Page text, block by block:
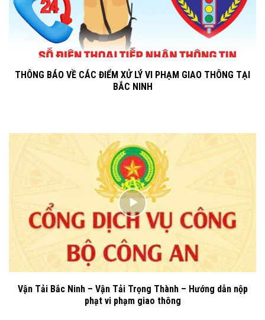
THÔNG BÁO VỀ CÁC ĐIỂM XỬ LÝ VI PHẠM GIAO THÔNG TẠI
BẮC NINH
Vận Tải Bắc Ninh – Vận Tải Trọng Thành – Hướng dẫn nộp
phạt vi phạm giao thông